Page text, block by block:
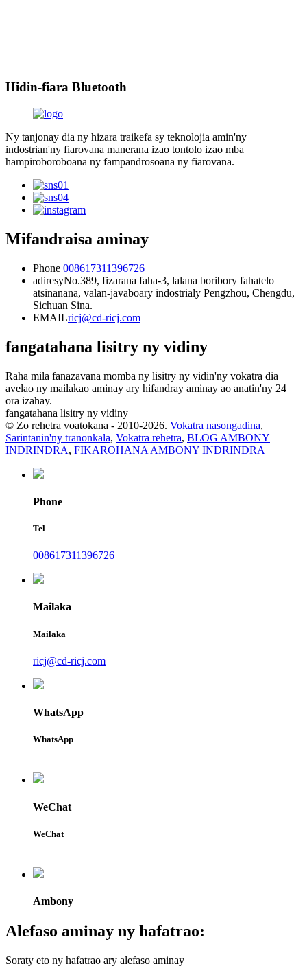
Hidin-fiara Bluetooth
Ny tanjonay dia ny hizara traikefa sy teknolojia amin'ny
indostrian'ny fiarovana manerana izao tontolo izao mba
hampiroboroboana ny fampandrosoana ny fiarovana.
Mifandraisa aminay
Phone 008617311396726
adiresyNo.389, fizarana faha-3, lalana boribory fahatelo
atsinanana, valan-javaboary indostrialy Pengzhou, Chengdu,
Sichuan Sina.
EMAILricj@cd-ricj.com
fangatahana lisitry ny vidiny
Raha mila fanazavana momba ny lisitry ny vidin'ny vokatra dia
avelao ny mailakao aminay ary hifandray aminay ao anatin'ny 24
ora izahay.
fangatahana lisitry ny vidiny
© Zo rehetra voatokana - 2010-2026. Vokatra nasongadina,
Sarintanin'ny tranonkala, Vokatra rehetra, BLOG AMBONY
INDRINDRA, FIKAROHANA AMBONY INDRINDRA
Phone
Tel
008617311396726
Mailaka
Mailaka
ricj@cd-ricj.com
WhatsApp
WhatsApp
WeChat
WeChat
Ambony
Alefaso aminay ny hafatrao:
Soraty eto ny hafatrao ary alefaso aminay